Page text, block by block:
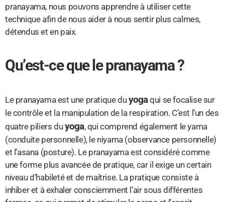
pranayama, nous pouvons apprendre à utiliser cette
technique afin de nous aider à nous sentir plus calmes,
détendus et en paix.
Qu’est-ce que le pranayama ?
Le pranayama est une pratique duyogaqui se focalise sur
le contrôle et la manipulation de la respiration. C’est l’un des
quatre piliers duyoga, qui comprend également le yama
(conduite personnelle), le niyama (observance personnelle)
et l’asana (posture). Le pranayama est considéré comme
une forme plus avancée de pratique, car il exige un certain
niveau d’habileté et de maîtrise. La pratique consiste à
inhiber et à exhaler consciemment l’air sous différentes